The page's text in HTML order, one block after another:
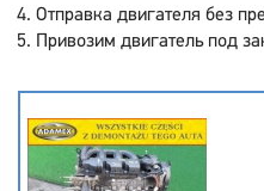
Отправка двигателя без
Привозим двигатель под